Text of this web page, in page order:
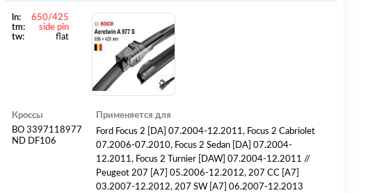
ln:
650/425
tm:
side pin
tw:
flat
Кроссы
BO 3397118977
ND DF106
Применяется для
Ford Focus 2 [DA] 07.2004-12.2011, Focus 2 Cabriolet
07.2006-07.2010, Focus 2 Sedan [DA] 07.2004-
12.2011, Focus 2 Turnier [DAW] 07.2004-12.2011 //
Peugeot 207 [A7] 05.2006-12.2012, 207 CC [A7]
03.2007-12.2012, 207 SW [A7] 06.2007-12.2013